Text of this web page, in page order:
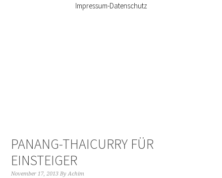
Impressum-Datenschutz
PANANG-THAICURRY FÜR
EINSTEIGER
November 17, 2013 ByAchim